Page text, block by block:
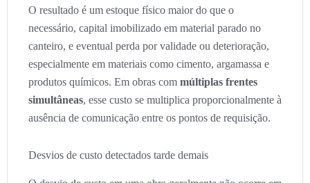
O resultado é um estoque físico maior do que o
necessário, capital imobilizado em material parado no
canteiro, e eventual perda por validade ou deterioração,
especialmente em materiais como cimento, argamassa e
produtos químicos. Em obras com múltiplas frentes
simultâneas, esse custo se multiplica proporcionalmente à
ausência de comunicação entre os pontos de requisição.
Desvios de custo detectados tarde demais